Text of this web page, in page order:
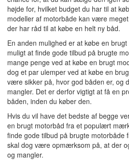
højde for, hvilket budget du har til at
modeller af motorbåde kan være
der har råd til at købe en helt ny båd.
En anden mulighed er at købe en
muligt at finde gode tilbud på brugte
mange penge ved at købe en brugt
dog et par ulemper ved at købe en
være sikker på, hvor god båden er, og
mangler. Det er derfor vigtigt at få en
båden, inden du køber den.
Hvis du vil have det bedste af begge
en brugt motorbåd fra et populært
finde gode tilbud på brugte
skal dog være opmærksom på, at der
og mangler.